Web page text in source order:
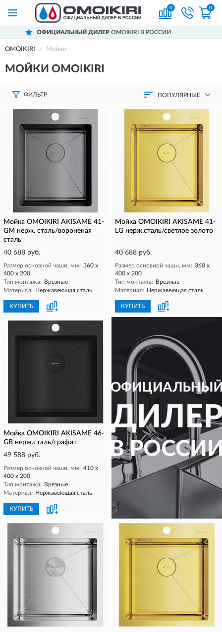
0 0
В РОССИИ ДОСТАВИМ
OMOIKIRI Мойки
МОЙКИ OMOIKIRI
ФИЛЬТР ПОПУЛЯРНЫЕ
Мойка OMOIKIRI AKISAME 41-
GM нерж. сталь/вороненая
сталь
40 688 руб.
Размер основной чаши, мм: 360 х
400 х 200
Тип монтажа: Врезные
Материал: Нержавеющая сталь
КУПИТЬ
Мойка OMOIKIRI AKISAME 41-
LG нерж.сталь/светлое золото
40 688 руб.
Размер основной чаши, мм: 360 х
400 х 200
Тип монтажа: Врезные
Материал: Нержавеющая сталь
КУПИТЬ
Мойка OMOIKIRI AKISAME 46-
GB нерж.сталь/графит
49 588 руб.
Размер основной чаши, мм: 410 х
400 х 200
Тип монтажа: Врезные
Материал: Нержавеющая сталь
КУПИТЬ